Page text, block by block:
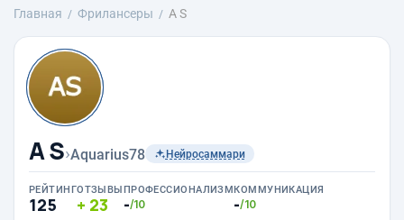
Главная Фрилансеры A S
A S›Aquarius78 Нейросаммари
РЕЙТИНГ
125
ОТЗЫВЫ
23
ПРОФЕССИОНАЛИЗМ
-/10
КОММУНИКАЦИЯ
-/10